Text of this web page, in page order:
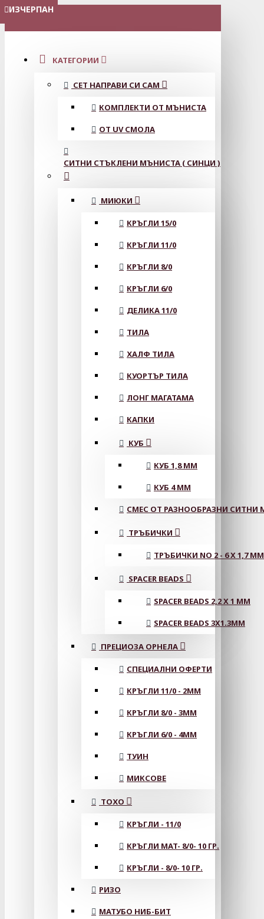
МЕНЮ
КАТЕГОРИИ
СЕТ НАПРАВИ СИ САМ
КОМПЛЕКТИ ОТ МЪНИСТА
ОТ UV СМОЛА
СИТНИ СТЪКЛЕНИ МЪНИСТА ( СИНЦИ )
МИЮКИ
КРЪГЛИ 15/0
КРЪГЛИ 11/0
КРЪГЛИ 8/0
КРЪГЛИ 6/0
ДЕЛИКА 11/0
ТИЛА
ХАЛФ ТИЛА
КУОРТЪР ТИЛА
ЛОНГ МАГАТАМА
КАПКИ
КУБ
КУБ 1,8 ММ
КУБ 4 ММ
СМЕС ОТ РАЗНООБРАЗНИ СИТНИ
ТРЪБИЧКИ
ТРЪБИЧКИ NO 2 - 6 X 1,7 MM
SPACER BEADS
SPACER BEADS 2,2 X 1 MM
SPACER BEADS 3X1.3MM
ПРЕЦИОЗА ОРНЕЛА
СПЕЦИАЛНИ ОФЕРТИ
КРЪГЛИ 11/0 - 2MM
КРЪГЛИ 8/0 - 3MM
КРЪГЛИ 6/0 - 4MM
ТУИН
МИКСОВЕ
ТОХО
КРЪГЛИ - 11/0
КРЪГЛИ MAT- 8/0- 10 ГР.
КРЪГЛИ - 8/0- 10 ГР.
РИЗО
МАТУБО НИБ-БИТ
ИЗЧЕРПАН